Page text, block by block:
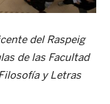
del Raspeig
de las Facultad
y Letras